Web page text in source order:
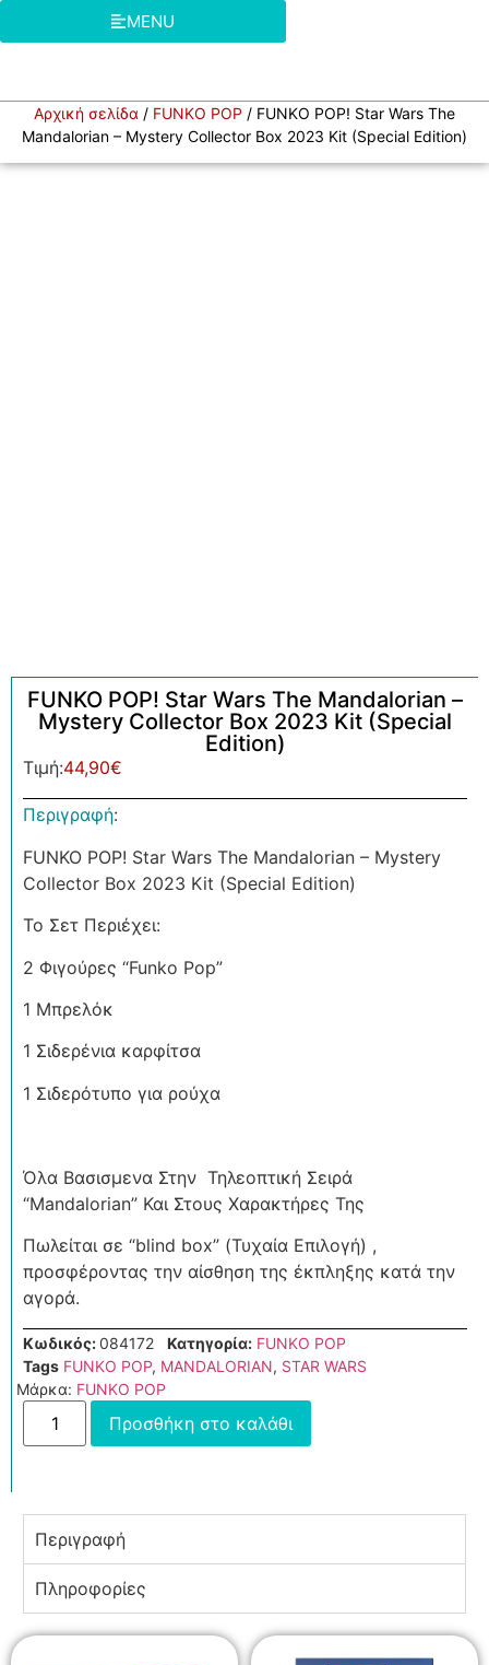
MENU
Αρχική σελίδα / FUNKO POP / FUNKO POP! Star Wars The
Mandalorian – Mystery Collector Box 2023 Kit (Special Edition)
FUNKO POP! Star Wars The Mandalorian –
Mystery Collector Box 2023 Kit (Special
Edition)
Τιμή:44,90€
Περιγραφή:
FUNKO POP! Star Wars The Mandalorian – Mystery
Collector Box 2023 Kit (Special Edition)
Το Σετ Περιέχει:
2 Φιγούρες “Funko Pop”
1 Μπρελόκ
1 Σιδερένια καρφίτσα
1 Σιδερότυπο για ρούχα
Όλα Βασισμενα Στην Τηλεοπτική Σειρά
“Mandalorian” Και Στους Χαρακτήρες Της
Πωλείται σε “blind box” (Τυχαία Επιλογή) ,
προσφέροντας την αίσθηση της έκπληξης κατά την
αγορά.
Κωδικός:084172 Κατηγορία: FUNKO POP
Tags FUNKO POP, MANDALORIAN, STAR WARS
Μάρκα: FUNKO POP
Προσθήκη στο καλάθι
Περιγραφή
Πληροφορίες